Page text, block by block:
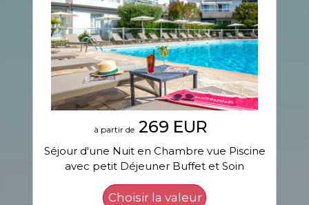
à partir de269 EUR
Séjour d'une Nuit en Chambre vue Piscine
avec petit Déjeuner Buffet et Soin